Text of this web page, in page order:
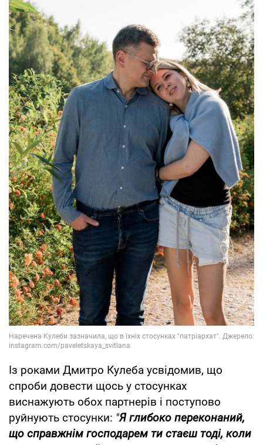
Із роками Дмитро Кулеба усвідомив, що
спроби довести щось у стосунках
виснажують обох партнерів і поступово
руйнують стосунки: "Я глибоко переконаний,
що справжнім господарем ти стаєш тоді, коли